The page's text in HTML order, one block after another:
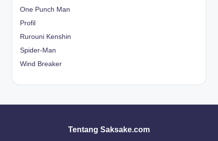
One Punch Man
Profil
Rurouni Kenshin
Spider-Man
Wind Breaker
Tentang Saksake.com